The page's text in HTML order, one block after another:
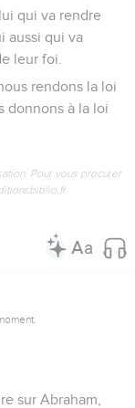
qui va rendre
aussi qui va
leur foi.
rendons la loi
donnons à la loi
Pour vous procurer
sur Abraham,